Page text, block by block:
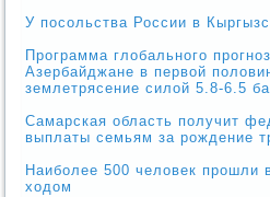
У посольства России в
Программа глобального
Азербайджане в первой
землетрясение силой 5.8-6.5
Самарская область получит
выплаты семьям за рождение
Наиболее 500 человек прошли
ходом